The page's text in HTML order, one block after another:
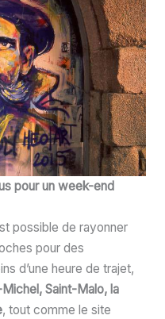
pour un week-end
possible de rayonner
pour des
d’une heure de trajet,
Saint-Malo, la
, tout comme le site